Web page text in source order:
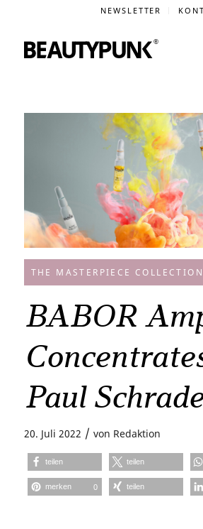
NEWSLETTER
THE MASTERPIECE COLLECTION
BABOR
Paul
20. Juli 2022 / von Redaktion
teilen teilen
merken 0 teilen